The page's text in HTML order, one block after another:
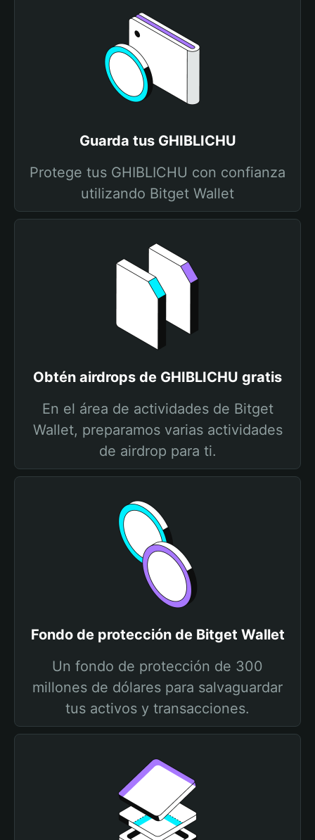
Guarda tus GHIBLICHU
Protege tus GHIBLICHU con confianza
utilizando Bitget Wallet
Obtén airdrops de GHIBLICHU gratis
En el área de actividades de Bitget
Wallet, preparamos varias actividades
de airdrop para ti.
Fondo de protección de Bitget Wallet
Un fondo de protección de 300
millones de dólares para salvaguardar
tus activos y transacciones.